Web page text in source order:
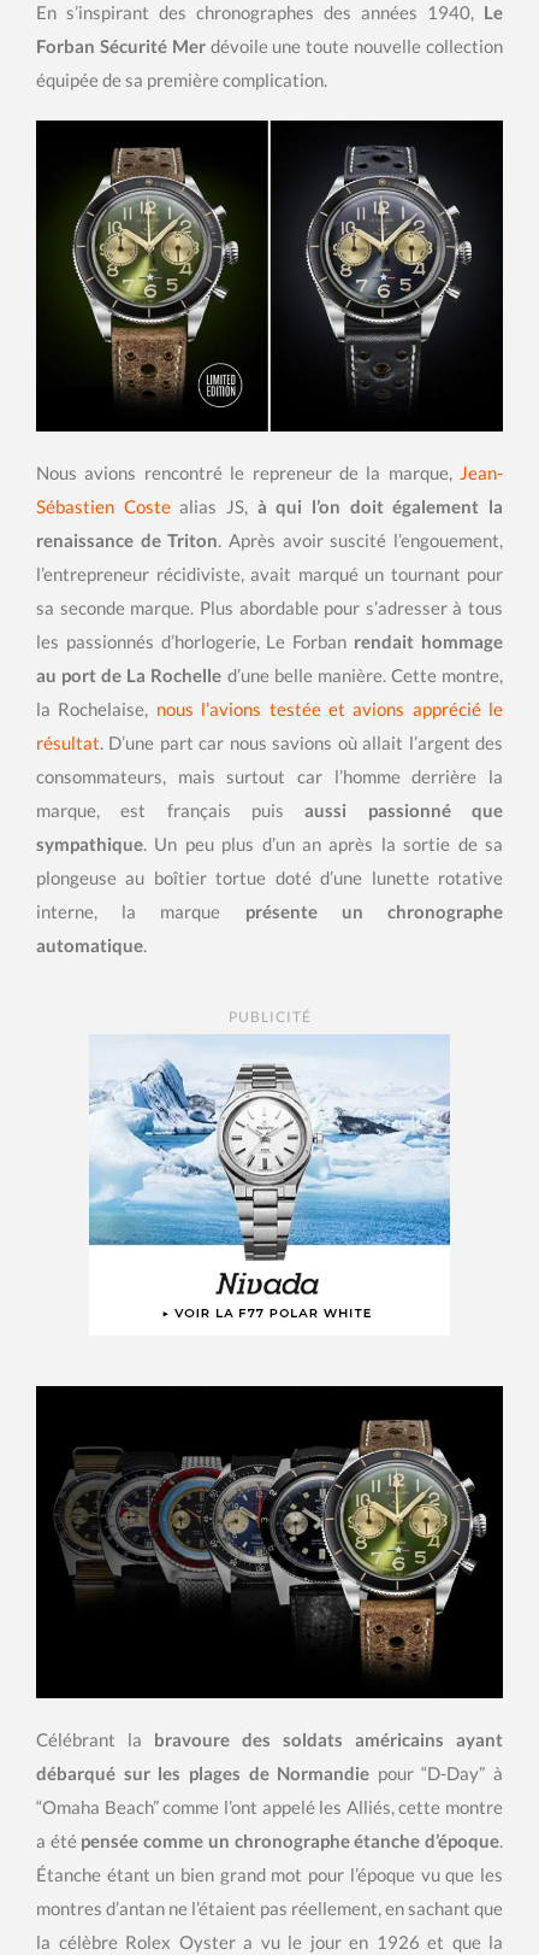
En s’inspirant des chronographes des années 1940, Le
Forban Sécurité Merdévoile une toute nouvelle collection
équipée de sa première complication.
Nous avions rencontré le repreneur de la marque, Jean-
Sébastien Costealias JS, à qui l’on doit également la
renaissance de Triton. Après avoir suscité l’engouement,
l’entrepreneur récidiviste, avait marqué un tournant pour
sa seconde marque. Plus abordable pour s’adresser à tous
les passionnés d’horlogerie, Le Forban rendait hommage
au port de La Rochelle d’une belle manière. Cette montre,
la Rochelaise, nous l’avions testée et avions apprécié le
résultat. D’une part car nous savions où allait l’argent des
consommateurs, mais surtout car l’homme derrière la
marque, est français puisaussi passionné que
sympathique. Un peu plus d’un an après la sortie de sa
plongeuse au boîtier tortue doté d’une lunette rotative
interne, la marque présente un chronographe
automatique.
PUBLICITÉ
Célébrant la bravoure des soldats américains ayant
débarqué sur les plages de Normandie pour “D-Day” à
“Omaha Beach” comme l’ont appelé les Alliés, cette montre
a été pensée comme un chronographe étanche d’époque.
Étanche étant un bien grand mot pour l’époque vu que les
montres d’antan ne l’étaient pas réellement, en sachant que
la célèbre Rolex Oyster a vu le jour en 1926 et que la